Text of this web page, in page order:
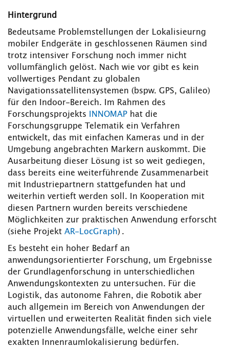
TH Online-Portal
Hintergrund
Bedeutsame Problemstellungen der Lokalisieurng
mobiler Endgeräte in geschlossenen Räumen sind
trotz intensiver Forschung noch immer nicht
vollumfänglich gelöst. Nach wie vor gibt es kein
vollwertiges Pendant zu globalen
Navigationssatellitensystemen (bspw. GPS, Galileo)
für den Indoor-Bereich. Im Rahmen des
Forschungsprojekts
INNOMAP hat die
Forschungsgruppe Telematik ein Verfahren
entwickelt, das mit einfachen Kameras und in der
Umgebung angebrachten Markern auskommt. Die
Ausarbeitung dieser Lösung ist so weit gediegen,
dass bereits eine weiterführende Zusammenarbeit
mit Industriepartnern stattgefunden hat und
weiterhin vertieft werden soll. In Kooperation mit
diesen Partnern wurden bereits verschiedene
Möglichkeiten zur praktischen Anwendung erforscht
(siehe Projekt AR-LocGraph) .
Es besteht ein hoher Bedarf an
anwendungsorientierter Forschung, um Ergebnisse
der Grundlagenforschung in unterschiedlichen
Anwendungskontexten zu untersuchen. Für die
Logistik, das autonome Fahren, die Robotik aber
auch allgemein im Bereich von Anwendungen der
virtuellen und erweiterten Realität finden sich viele
potenzielle Anwendungsfälle, welche einer sehr
exakten Innenraumlokalisierung bedürfen.